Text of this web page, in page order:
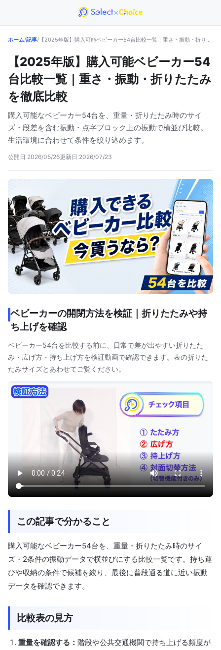
ホーム/記事/ 【2025年版】購入可能ベビーカー54台比較一覧｜重さ・振動・折りたたみを徹底比較
【2025年版】購入可能ベビーカー54
台比較一覧｜重さ・振動・折りたたみ
を徹底比較
購入可能なベビーカー54台を、重量・折りたたみ時のサイ
ズ・段差を含む振動・点字ブロック上の振動で横並び比較。
生活環境に合わせて条件を絞り込めます。
公開日 2026/05/26更新日 2026/07/23
ベビーカーの開閉方法を検証｜折りたたみや持
ち上げを確認
ベビーカー54台を比較する前に、日常で差が出やすい折りたた
み・広げ方・持ち上げ方を検証動画で確認できます。表の折りた
たみサイズとあわせてご覧ください。
この記事で分かること
購入可能なベビーカー54台を、重量・折りたたみ時のサイ
ズ・2条件の振動データで横並びにする比較一覧です。持ち運
びや収納の条件で候補を絞り、最後に普段通る道に近い振動
データを確認できます。
比較表の見方
重量を確認する： 階段や公共交通機関で持ち上げる頻度が